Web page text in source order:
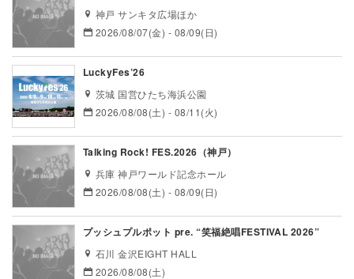
神戸 サンキタ広場ほか
2026/08/07(金) - 08/09(日)
LuckyFes’26
茨城 国営ひたち海浜公園
2026/08/08(土) - 08/11(火)
Talking Rock! FES.2026（神戸）
兵庫 神戸ワールド記念ホール
2026/08/08(土) - 08/09(日)
プッシュプルポット pre. “笑福絶唱FESTIVAL 2026”
石川 金沢EIGHT HALL
2026/08/08(土)